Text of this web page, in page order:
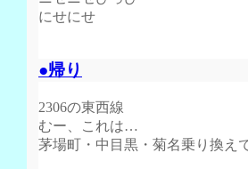
にせにせ
●帰り
2306の東西線
むー、これは…
茅場町・中目黒・菊名乗り換え